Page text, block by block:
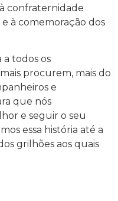
confraternidade
e à comemoração dos
a todos os
procurem, mais do
e
que nós
e seguir o seu
essa história até a
grilhões aos quais